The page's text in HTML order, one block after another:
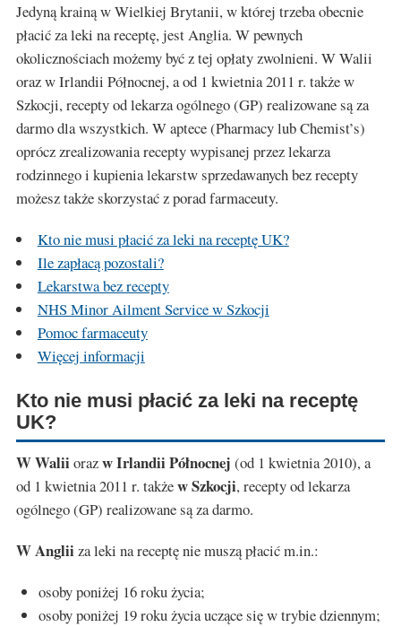
Jedyną krainą w Wielkiej Brytanii, w której trzeba obecnie
płacić za leki na receptę, jest Anglia. W pewnych
okolicznościach możemy być z tej opłaty zwolnieni. W Walii
oraz w Irlandii Północnej, a od 1 kwietnia 2011 r. także w
Szkocji, recepty od lekarza ogólnego (GP) realizowane są za
darmo dla wszystkich. W aptece (Pharmacy lub Chemist’s)
oprócz zrealizowania recepty wypisanej przez lekarza
rodzinnego i kupienia lekarstw sprzedawanych bez recepty
możesz także skorzystać z porad farmaceuty.
Kto nie musi płacić za leki na receptę UK?
Ile zapłacą pozostali?
Lekarstwa bez recepty
NHS Minor Ailment Service w Szkocji
Pomoc farmaceuty
Więcej informacji
Kto nie musi płacić za leki na receptę
UK?
W Waliiorazw Irlandii Północnej (od 1 kwietnia 2010), a
od 1 kwietnia 2011 r. takżew Szkocji, recepty od lekarza
ogólnego (GP) realizowane są za darmo.
W Angliiza leki na receptę nie muszą płacić m.in.:
osoby poniżej 16 roku życia;
osoby poniżej 19 roku życia uczące się w trybie dziennym;